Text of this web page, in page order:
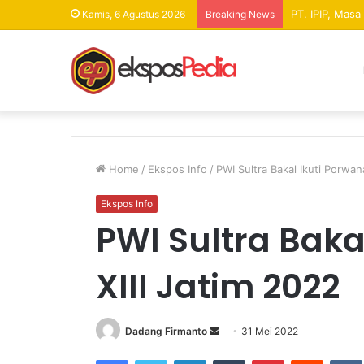
Kamis, 6 Agustus 2026 Breaking News PT. IPIP,
Home / Ekspos Info / PWI Sultra Bakal Ikuti
Ekspos Info
PWI Sultra
XIII Jatim 2022
Dadang Firmanto 31 Mei 2022